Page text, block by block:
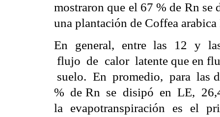
mostraron que el 67 % de Rn
una plantación de Coffea arabica
En general, entre las 12 y
flujo de calor latente que en
suelo. En promedio, para las
% de Rn se disipó en LE,
la evapotranspiración es el